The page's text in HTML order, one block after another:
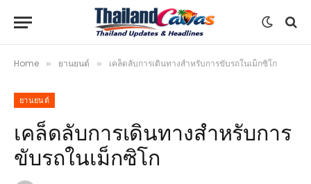
Home » ยานยนต์ » เคล็ดลับการเดินทางสำหรับการขับรถในเม็กซิโก
ยานยนต์
เคล็ดลับการเดินทางสำหรับการ
ขับรถในเม็กซิโก